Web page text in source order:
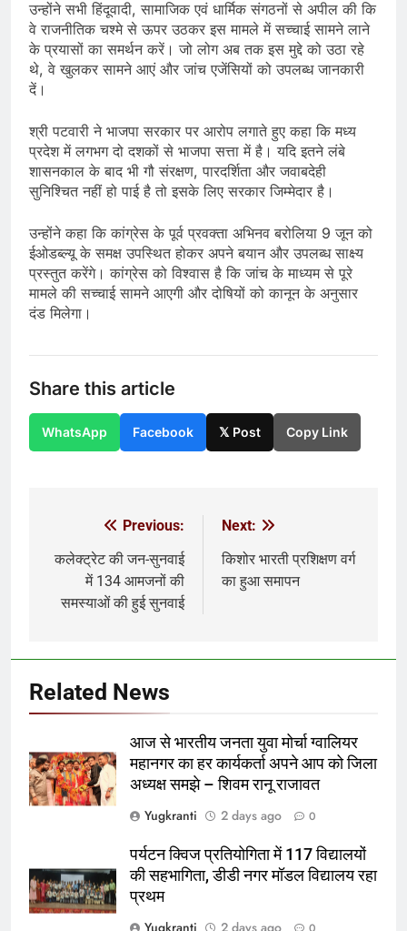
उन्होंने सभी हिंदूवादी, सामाजिक एवं धार्मिक संगठनों से अपील की कि
वे राजनीतिक चश्मे से ऊपर उठकर इस मामले में सच्चाई सामने लाने
के प्रयासों का समर्थन करें। जो लोग अब तक इस मुद्दे को उठा रहे
थे, वे खुलकर सामने आएं और जांच एजेंसियों को उपलब्ध जानकारी
दें।
श्री पटवारी ने भाजपा सरकार पर आरोप लगाते हुए कहा कि मध्य
प्रदेश में लगभग दो दशकों से भाजपा सत्ता में है। यदि इतने लंबे
शासनकाल के बाद भी गौ संरक्षण, पारदर्शिता और जवाबदेही
सुनिश्चित नहीं हो पाई है तो इसके लिए सरकार जिम्मेदार है।
उन्होंने कहा कि कांग्रेस के पूर्व प्रवक्ता अभिनव बरोलिया 9 जून को
ईओडब्ल्यू के समक्ष उपस्थित होकर अपने बयान और उपलब्ध साक्ष्य
प्रस्तुत करेंगे। कांग्रेस को विश्वास है कि जांच के माध्यम से पूरे
मामले की सच्चाई सामने आएगी और दोषियों को कानून के अनुसार
दंड मिलेगा।
Share this article
WhatsApp Facebook 𝕏 Post Copy Link
navigation
Previous:
कलेक्ट्रेट की जन-सुनवाई
में 134 आमजनों की
समस्याओं की हुई सुनवाई
Next:
किशोर भारती प्रशिक्षण वर्ग
का हुआ समापन
Related News
आज से भारतीय जनता युवा मोर्चा ग्वालियर
महानगर का हर कार्यकर्ता अपने आप को जिला
अध्यक्ष समझे – शिवम रानू राजावत
Yugkranti
2 days ago 0
पर्यटन क्विज प्रतियोगिता में 117 विद्यालयों
की सहभागिता, डीडी नगर मॉडल विद्यालय रहा
प्रथम
Yugkranti
2 days ago